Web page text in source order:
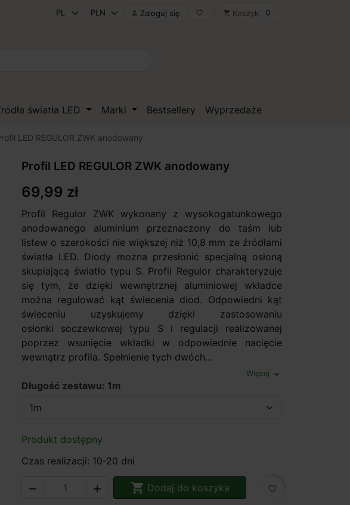
 Zaloguj się favorite_border shopping_cart Koszyk 0
światła LED Marki Bestsellery Wyprzedaże
LED REGULOR ZWK anodowany
Profil LED REGULOR ZWK anodowany
69,99 zł
Profil Regulor ZWK wykonany z wysokogatunkowego
anodowanego aluminium przeznaczony do taśm lub
listew o szerokości nie większej niż 10,8 mm ze źródłami
światła LED. Diody można przesłonić specjalną osłoną
skupiającą światło typu S. Profil Regulor charakteryzuje
się tym, że dzięki wewnętrznej aluminiowej wkładce
można regulować kąt świecenia diod. Odpowiedni kąt
świeceniu uzyskujemy dzięki zastosowaniu
osłonki soczewkowej typu S i regulacji realizowanej
poprzez wsunięcie wkładki w odpowiednie nacięcie
wewnątrz profila. Spełnienie tych dwóch...
Więcej expand_more
Długość zestawu: 1m
Produkt dostępny
Czas realizacji: 10-20 dni
   Dodaj do koszyka favorite_border